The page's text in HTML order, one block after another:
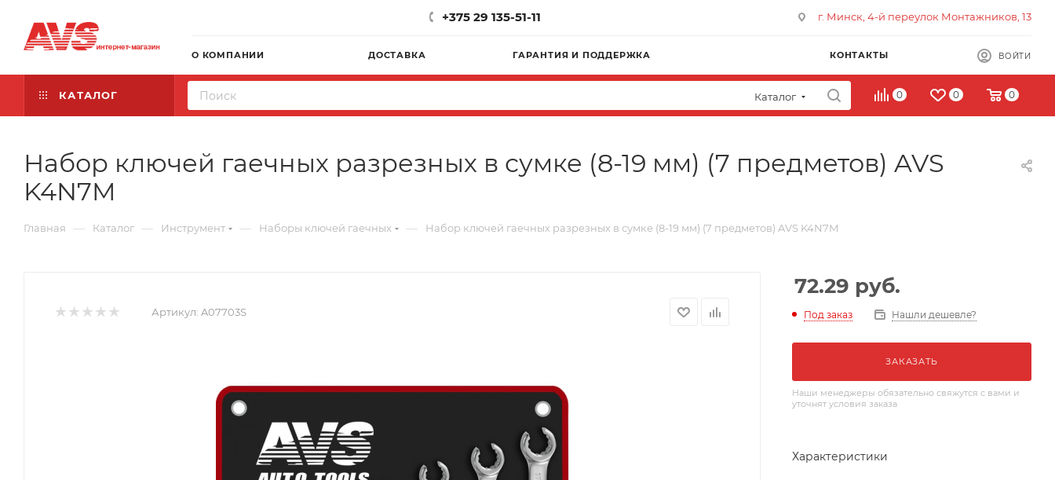
+375 29 135-51-11 г. Минск, 4-й переулок Монтажников, 13
О КОМПАНИИ ДОСТАВКА ГАРАНТИЯ И ПОДДЕРЖКА КОНТАКТЫ ВОЙТИ
КАТАЛОГ Каталог 0 0 0
Набор ключей гаечных разрезных в сумке (8-19 мм) (7 предметов) AVS
K4N7M
Главная — Каталог — Инструмент — Наборы ключей гаечных — Набор ключей гаечных разрезных в сумке (8-19 мм) (7 предметов) AVS K4N7M
Артикул: A07703S
72.29 руб.
Под заказ Нашли дешевле?
ЗАКАЗАТЬ
Наши менеджеры обязательно свяжутся с вами и
уточнят условия заказа
Характеристики